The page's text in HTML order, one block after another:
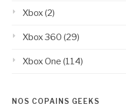
Xbox(2)
Xbox 360 (29)
Xbox One (114)
NOS COPAINS GEEKS